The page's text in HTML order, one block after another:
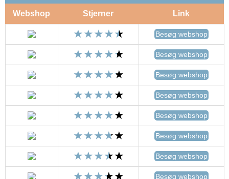
Webshop Stjerner Link
Besøg webshop
Besøg webshop
Besøg webshop
Besøg webshop
Besøg webshop
Besøg webshop
Besøg webshop
Besøg webshop